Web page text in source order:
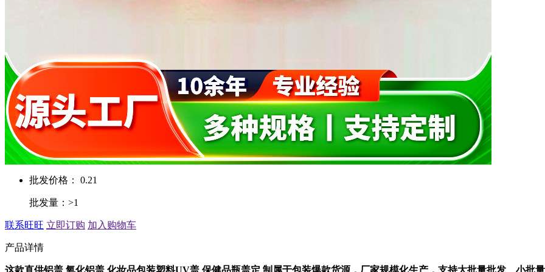
批发价格： 0.21
批发量：>1
联系旺旺 立即订购 加入购物车
产品详情
这款直供铝盖 氧化铝盖 化妆品包装塑料UV盖 保健品瓶盖定 制属于包装爆款货源，厂家规模化生产，支持大批量批发、小批量